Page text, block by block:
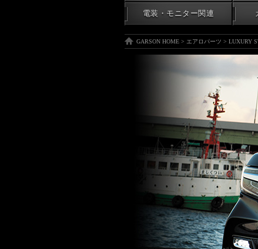
電装・モニター関連
GARSON HOME > エアロパーツ > LUXURY